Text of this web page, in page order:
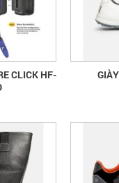
CLICK HF-